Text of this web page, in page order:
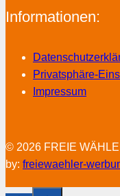
Informationen:
Privatsphäre-
Impressum
© 2026 FREIE
by: freiewaehler-